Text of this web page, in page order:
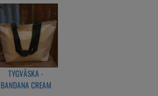
TYGVÄSKA -
BANDANA CREAM